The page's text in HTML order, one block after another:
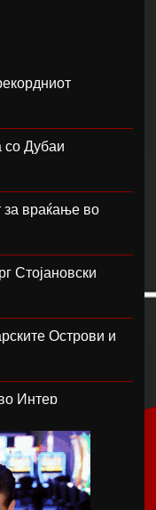
со Дубаи
за враќање во
Стојановски
Острови и
Интер
на скијачката